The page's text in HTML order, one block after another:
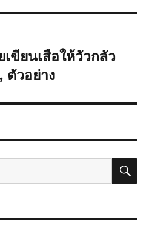
ขียนเสือให้วัวกลัว
ตัวอย่าง